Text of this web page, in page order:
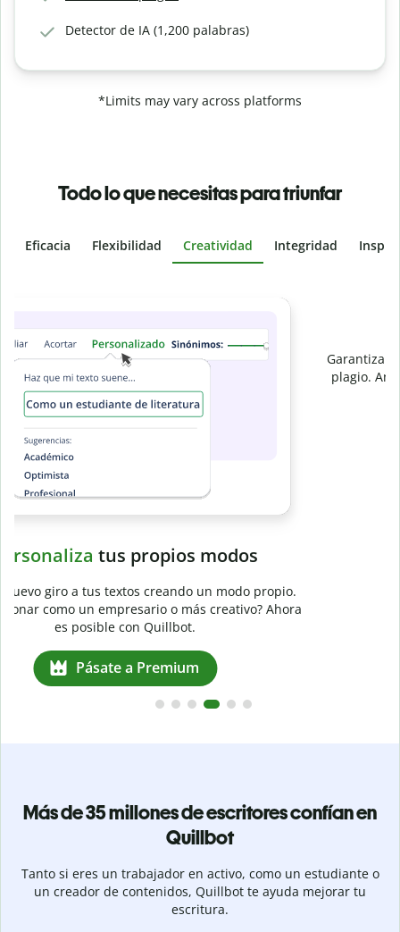
Detector de IA (1,200 palabras)
*Limits may vary across platforms
Todo lo que necesitas para triunfar
Eficacia Flexibilidad Creatividad Integridad
Evitael plagio accidental
Garantiza textos totalmente originales con el detector de
plagio. Analiza tu trabajo en segundos e identifica citas
omitidas en cualquier idioma.
Pásate a Premium
Más de 35 millones de escritores confían en
Quillbot
Tanto si eres un trabajador en activo, como un estudiante o
un creador de contenidos, Quillbot te ayuda mejorar tu
escritura.